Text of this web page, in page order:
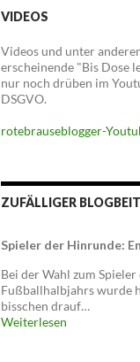
VIDEOS
Videos und unter
erscheinende "Bis Dose
nur noch drüben im
DSGVO.
rotebrauseblogger-
ZUFÄLLIGER
Spieler der Hinrunde:
Bei der Wahl zum
Fußballhalbjahrs wurde
bisschen drauf…
Weiterlesen